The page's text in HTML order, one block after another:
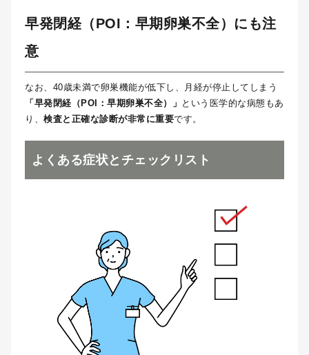
早発閉経（POI：早期卵巣不全）にも注
意
なお、40歳未満で卵巣機能が低下し、月経が停止してしまう
「早発閉経（POI：早期卵巣不全）」 という医学的な病態もあ
り、 検査と正確な診断が非常に重要です。
よくある症状とチェックリスト